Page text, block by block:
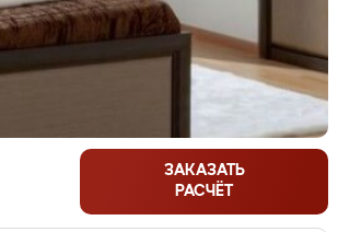
ЗАКАЗАТЬ
РАСЧЁТ